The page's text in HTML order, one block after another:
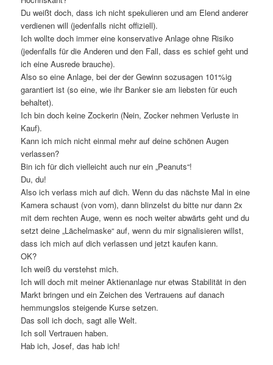
Du weißt doch, dass ich nicht spekulieren und am Elend anderer
verdienen will (jedenfalls nicht offiziell).
Ich wollte doch immer eine konservative Anlage ohne Risiko
(jedenfalls für die Anderen und den Fall, dass es schief geht und
ich eine Ausrede brauche).
Also so eine Anlage, bei der der Gewinn sozusagen 101%ig
garantiert ist (so eine, wie ihr Banker sie am liebsten für euch
behaltet).
Ich bin doch keine Zockerin (Nein, Zocker nehmen Verluste in
Kauf).
Kann ich mich nicht einmal mehr auf deine schönen Augen
verlassen?
Bin ich für dich vielleicht auch nur ein „Peanuts“!
Du, du!
Also ich verlass mich auf dich. Wenn du das nächste Mal in eine
Kamera schaust (von vorn), dann blinzelst du bitte nur dann 2x
mit dem rechten Auge, wenn es noch weiter abwärts geht und du
setzt deine „Lächelmaske“ auf, wenn du mir signalisieren willst,
dass ich mich auf dich verlassen und jetzt kaufen kann.
OK?
Ich weiß du verstehst mich.
Ich will doch mit meiner Aktienanlage nur etwas Stabilität in den
Markt bringen und ein Zeichen des Vertrauens auf danach
hemmungslos steigende Kurse setzen.
Das soll ich doch, sagt alle Welt.
Ich soll Vertrauen haben.
Hab ich, Josef, das hab ich!